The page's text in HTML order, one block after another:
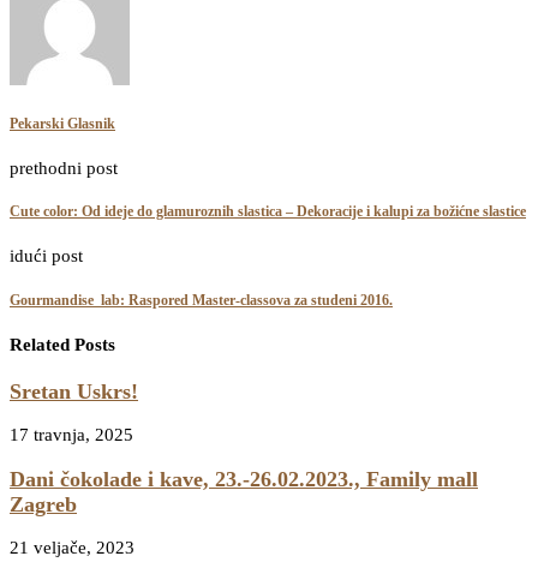
Pekarski Glasnik
prethodni post
Cute color: Od ideje do glamuroznih slastica – Dekoracije i kalupi za božićne slastice
idući post
Gourmandise_lab: Raspored Master-classova za studeni 2016.
Related Posts
Sretan Uskrs!
17 travnja, 2025
Dani čokolade i kave, 23.-26.02.2023., Family mall
Zagreb
21 veljače, 2023